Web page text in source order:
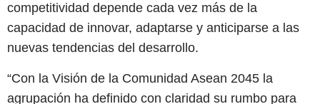
competitividad depende cada vez más de la
capacidad de innovar, adaptarse y anticiparse a las
nuevas tendencias del desarrollo.
“Con la Visión de la Comunidad Asean 2045 la
agrupación ha definido con claridad su rumbo para